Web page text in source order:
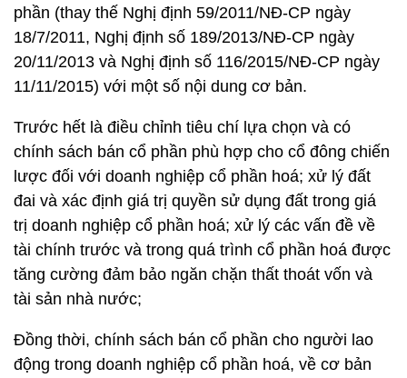
phần (thay thế Nghị định 59/2011/NĐ-CP ngày
18/7/2011, Nghị định số 189/2013/NĐ-CP ngày
20/11/2013 và Nghị định số 116/2015/NĐ-CP ngày
11/11/2015) với một số nội dung cơ bản.
Trước hết là điều chỉnh tiêu chí lựa chọn và có
chính sách bán cổ phần phù hợp cho cổ đông chiến
lược đối với doanh nghiệp cổ phần hoá; xử lý đất
đai và xác định giá trị quyền sử dụng đất trong giá
trị doanh nghiệp cổ phần hoá; xử lý các vấn đề về
tài chính trước và trong quá trình cổ phần hoá được
tăng cường đảm bảo ngăn chặn thất thoát vốn và
tài sản nhà nước;
Đồng thời, chính sách bán cổ phần cho người lao
động trong doanh nghiệp cổ phần hoá, về cơ bản